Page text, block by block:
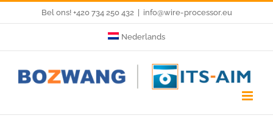
content
Bel ons! +420 734 250 432 info@wire-processor.eu
Nederlands